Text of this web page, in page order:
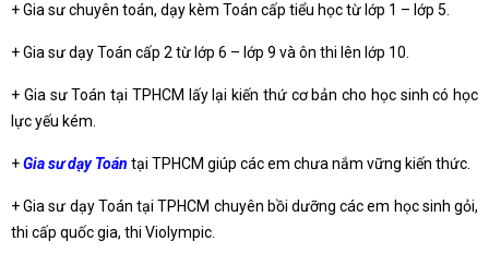
+ Gia sư chuyên toán, dạy kèm Toán cấp tiểu học từ lớp 1 – lớp 5.
+ Gia sư dạy Toán cấp 2 từ lớp 6 – lớp 9 và ôn thi lên lớp 10.
+ Gia sư Toán tại TPHCM lấy lại kiến thứ cơ bản cho học sinh có học
lực yếu kém.
+Gia sư dạy Toán tại TPHCM giúp các em chưa nắm vững kiến thức.
+ Gia sư dạy Toán tại TPHCM chuyên bồi dưỡng các em học sinh gỏi,
thi cấp quốc gia, thi Violympic.